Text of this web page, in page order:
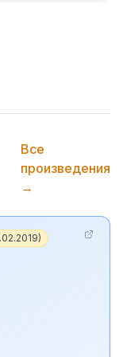
Все
произведения
→
)